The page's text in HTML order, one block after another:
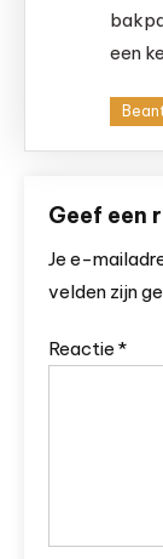
een
Geef een
Je e-
velden zijn
Reactie *